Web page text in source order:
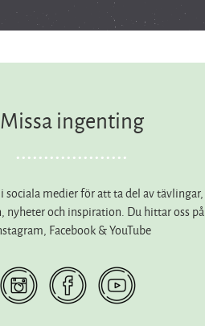
Missa ingenting
sociala medier för att ta del av tävlingar,
nyheter och inspiration. Du hittar oss på
Facebook & YouTube